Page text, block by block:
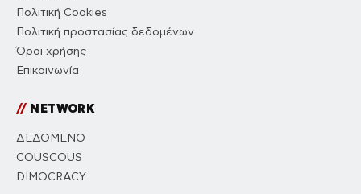
Πολιτική Cookies
Πολιτική προστασίας δεδομένων
Όροι χρήσης
Επικοινωνία
//NETWORK
ΔΕΔΟΜΕΝΟ
COUSCOUS
DIMOCRACY